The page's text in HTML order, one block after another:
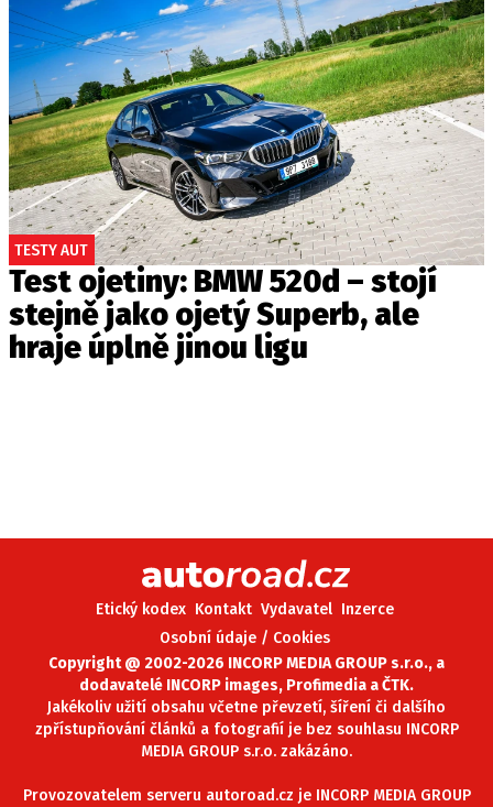
TESTY AUT
Test ojetiny: BMW 520d – stojí
stejně jako ojetý Superb, ale
hraje úplně jinou ligu
Etický kodex Kontakt Vydavatel Inzerce
Osobní údaje / Cookies
Copyright @ 2002-2026 INCORP MEDIA GROUP s.r.o., a
dodavatelé INCORP images, Profimedia a ČTK.
Jakékoliv užití obsahu včetne převzetí, šíření či dalšího
zpřístupňování článků a fotografií je bez souhlasu INCORP
MEDIA GROUP s.r.o. zakázáno.
Provozovatelem serveru autoroad.cz je INCORP MEDIA GROUP